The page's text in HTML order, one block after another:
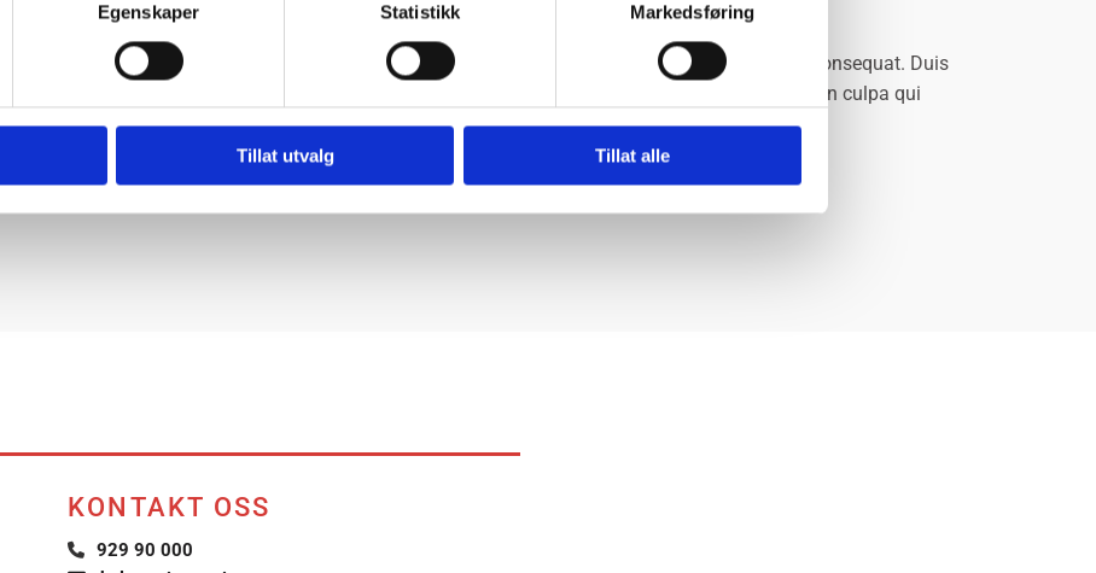
Egenskaper Statistikk Markedsføring
Tillat utvalg Tillat alle
ad minim veniam, quis nostrud exercitation ullamco laboris nisi ut aliquip ex ea commodo consequat. Duis
esse cillum dolore eu fugiat nulla pariatur. Excepteur sint occaecat cupidatat non proident, sunt in culpa qui
KONTAKT OSS
 929 90 000